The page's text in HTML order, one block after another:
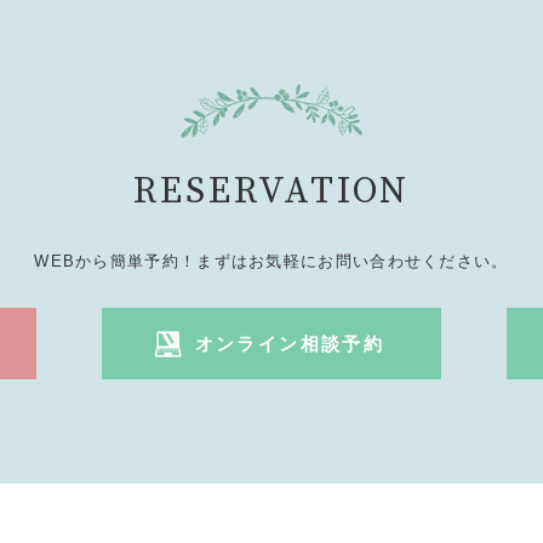
RESERVATION
WEBから簡単予約！まずはお気軽にお問い合わせください。
オンライン相談予約